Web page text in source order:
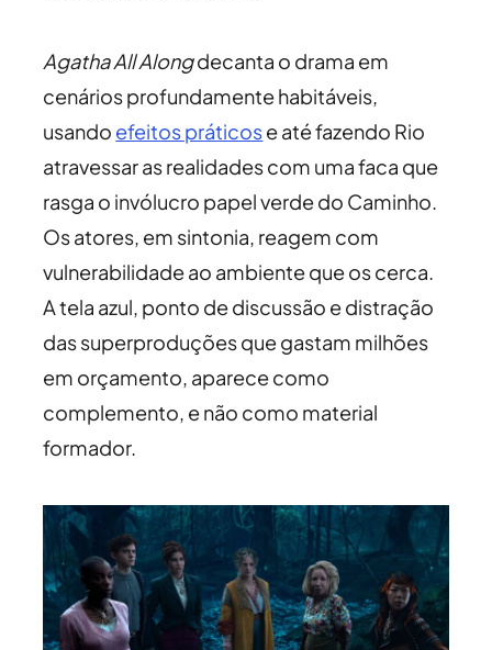
Agatha All Alongdecanta o drama em
cenários profundamente habitáveis,
usando efeitos práticose até fazendo Rio
atravessar as realidades com uma faca que
rasga o invólucro papel verde do Caminho.
Os atores, em sintonia, reagem com
vulnerabilidade ao ambiente que os cerca.
A tela azul, ponto de discussão e distração
das superproduções que gastam milhões
em orçamento, aparece como
complemento, e não como material
formador.